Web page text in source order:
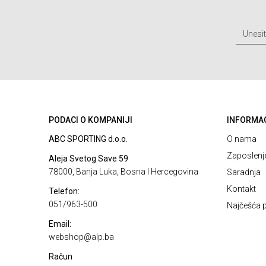
PODACI O KOMPANIJI
ABC SPORTING d.o.o.
Aleja Svetog Save 59
78000, Banja Luka, Bosna I Hercegovina
Telefon:
051/963-500
Email:
webshop@alp.ba
Račun
O nama
Saradnja
Kontakt
Najčešća